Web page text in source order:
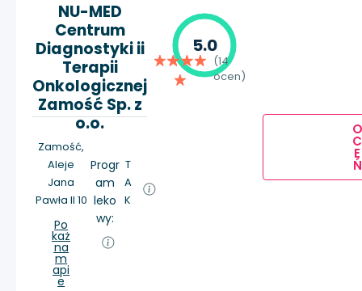
NU-MED
Centrum
Diagnostyki ii
Terapii
Onkologicznej
Zamość Sp. z
o.o.
Zamość,
Aleje
Jana
Pawła II 10
Po
każ
na
m
api
e
Progr
am
leko
wy:
T
A
K
5.0
(14
ocen)
O
C
E
Ń